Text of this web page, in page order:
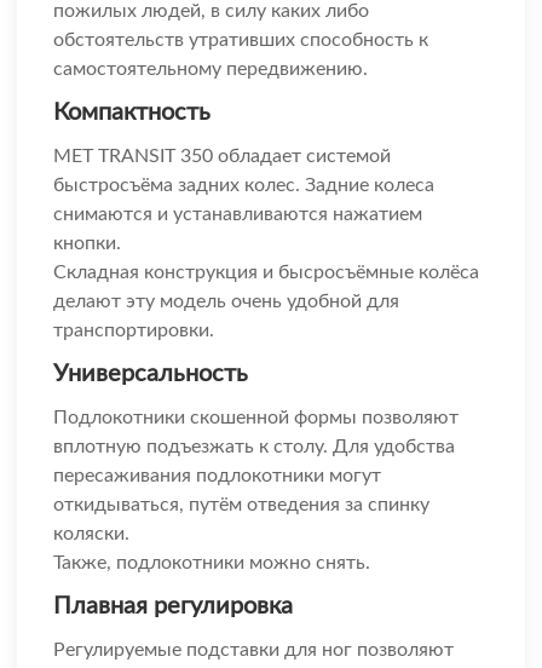
пожилых людей, в силу каких либо
обстоятельств утративших способность к
самостоятельному передвижению.
Компактность
МЕТ TRANSIT 350 обладает системой
быстросъёма задних колес. Задние колеса
снимаются и устанавливаются нажатием
кнопки.
Складная конструкция и бысросъёмные колёса
делают эту модель очень удобной для
транспортировки.
Универсальность
Подлокотники скошенной формы позволяют
вплотную подъезжать к столу. Для удобства
пересаживания подлокотники могут
откидываться, путём отведения за спинку
коляски.
Также, подлокотники можно снять.
Плавная регулировка
Регулируемые подставки для ног позволяют